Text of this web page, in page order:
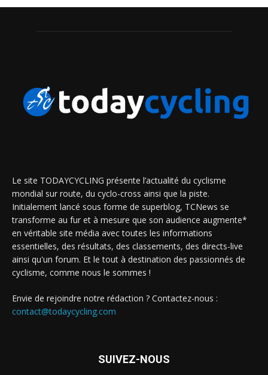
Le site TODAYCYCLING présente l’actualité du cyclisme
mondial sur route, du cyclo-cross ainsi que la piste.
Initialement lancé sous forme de superblog, TCNews se
transforme au fur et à mesure que son audience augmente*
en véritable site média avec toutes les informations
essentielles, des résultats, des classements, des directs-live
ainsi qu'un forum. Et le tout à destination des passionnés de
cyclisme, comme nous le sommes !
Envie de rejoindre notre rédaction ? Contactez-nous :
contact@todaycycling.com
SUIVEZ-NOUS